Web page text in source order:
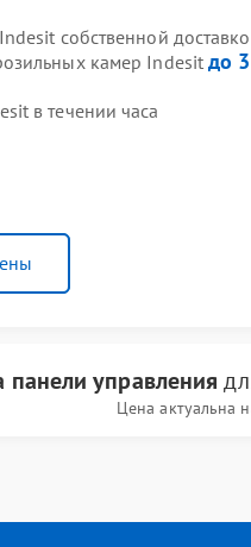
собственной
камер Indesitдо
в течении часа
панели управления
Цена актуальна